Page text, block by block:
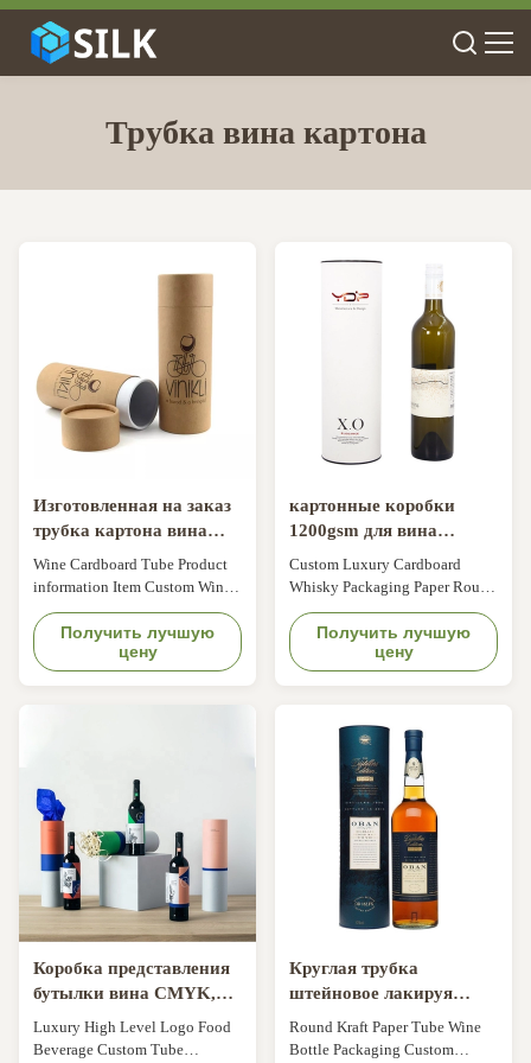
Трубка вина картона
Изготовленная на заказ
трубка картона вина
упаковывая круглую
трубку еды бумаги
Wine Cardboard Tube Product
information Item Custom Wine
Cardboard Tube Packaging
Round Kraft Paper Tube
Material Kraft paper,
paperboard/cardboard Size
lamination, glossy/matte
varnishing, soft ...
Получить лучшую
цену
картонные коробки
1200gsm для вина
разливают высоту по
бутылкам диаметра
Custom Luxury Cardboard
Whisky Packaging Paper Round
Tube Wine Gift Box Size
Customized Color CMYK,
Pantone color, customized
Material Art paper/ special
cardboard Logo Full color,
golden hot stamping, silver hot-
stamping, emboss, deboss, silk
printing Surface ...
Получить лучшую
цену
Коробка представления
бутылки вина CMYK,
коробки вина картона
цилиндра
Luxury High Level Logo Food
Beverage Custom Tube
Круглая трубка
штейновое лакируя
прокатывая ЕВА вина
картона ввела
Round Kraft Paper Tube Wine
Bottle Packaging Custom